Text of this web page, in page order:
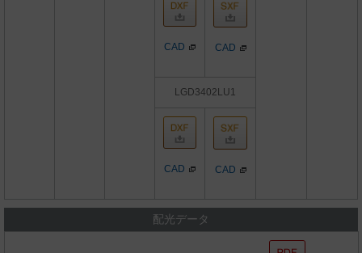
CAD CAD
LGD3402LU1
CAD CAD
配光データ